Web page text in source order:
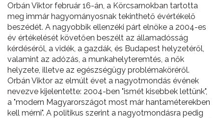
Orbán Viktor február 16-án, a Körcsarnokban tartotta
meg immár hagyományosnak tekinthető évértékelő
beszédét. A nagyobbik ellenzéki párt elnöke a 2004-es
év értékelését követően beszélt az államadósság
kérdéséről, a vidék, a gazdák, és Budapest helyzetéről,
valamint az adózás, a munkahelyteremtés, a nők
helyzete, illetve az egészségügy problémaköréről.
Orbán Viktor az elmúlt évet a nagyotmondás évének
nevezve kijelentette: 2004-ben "ismét kisebbek lettünk",
a "modern Magyarországot most már hantaméterekben
kell mérni". A politikus szerint a nagyotmondásra pedig